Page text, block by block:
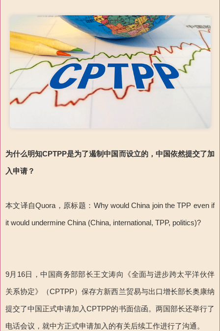
为什么明知CPTPP是为了遏制中国而设立的，中国依然提交了加
入申请？
本文译自Quora，原标题：Why would China join the TPP even if
it would undermine China (China, international, TPP, politics)?
9月16日，中国商务部部长王文涛向《全面与进步跨太平洋伙伴
关系协定》（CPTPP）保存方新西兰贸易与出口增长部长奥康纳
提交了中国正式申请加入CPTPP的书面信函。两国部长还举行了
电话会议，就中方正式申请加入的有关后续工作进行了沟通。